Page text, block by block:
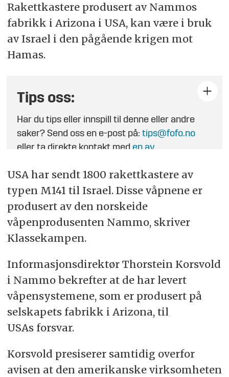
Rakettkastere produsert av Nammos
fabrikk i Arizona i USA, kan være i bruk
av Israel i den pågående krigen mot
Hamas.
Tips oss:
Har du tips eller innspill til denne eller andre
saker? Send oss en e-post på:tips@fofo.no
eller ta direkte kontakt med en av
USA har sendt 1800 rakettkastere av
typen M141 til Israel. Disse våpnene er
produsert av den norskeide
våpenprodusenten Nammo, skriver
Klassekampen.
Informasjonsdirektør Thorstein Korsvold
i Nammo bekrefter at de har levert
våpensystemene, som er produsert på
selskapets fabrikk i Arizona, til
USAs forsvar.
Korsvold presiserer samtidig overfor
avisen at den amerikanske virksomheten